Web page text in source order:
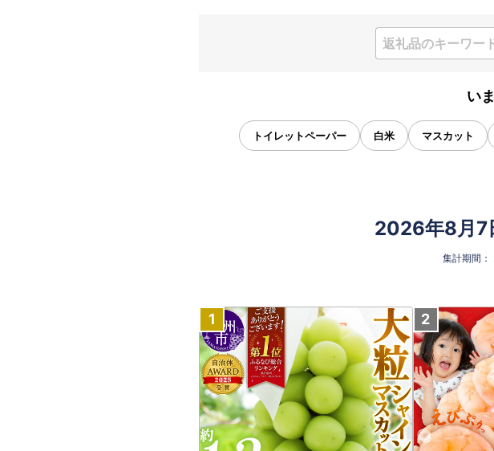
い
トイレットペーパー 白米 マスカット
2026年8月7
集計期間